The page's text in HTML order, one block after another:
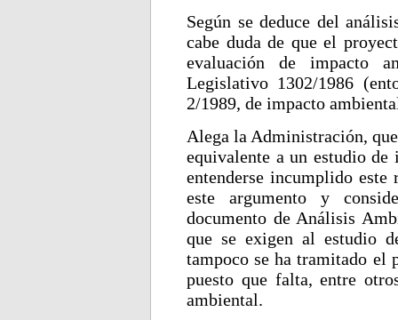
Según se deduce del
cabe duda de que el
evaluación de impacto
Legislativo 1302/1986
2/1989, de impacto
Alega la Administración,
equivalente a un estudio
entenderse incumplido este
este argumento y
documento de Análisis
que se exigen al estudio
tampoco se ha tramitado el
puesto que falta, entre
ambiental.